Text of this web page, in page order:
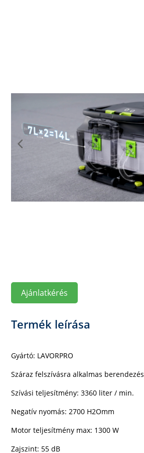
Ajánlatkérés
Termék leírása
Gyártó: LAVORPRO
Száraz felszívásra alkalmas berendezés
Szívási teljesítmény: 3360 liter / min.
Negatív nyomás: 2700 H2Omm
Motor teljesítmény max: 1300 W
Zajszint: 55 dB